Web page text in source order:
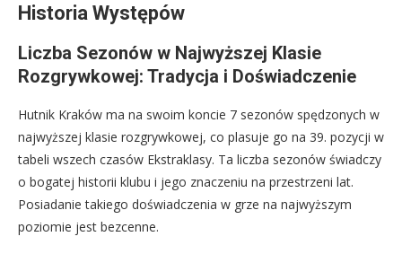
Historia Występów
Liczba Sezonów w Najwyższej Klasie
Rozgrywkowej: Tradycja i Doświadczenie
Hutnik Kraków ma na swoim koncie 7 sezonów spędzonych w
najwyższej klasie rozgrywkowej, co plasuje go na 39. pozycji w
tabeli wszech czasów Ekstraklasy. Ta liczba sezonów świadczy
o bogatej historii klubu i jego znaczeniu na przestrzeni lat.
Posiadanie takiego doświadczenia w grze na najwyższym
poziomie jest bezcenne.